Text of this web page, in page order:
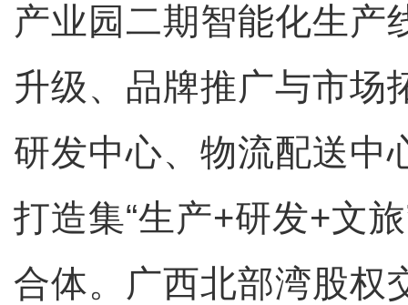
产业园二期智能化生产
升级、品牌推广与市场
研发中心、物流配送中
打造集“生产+研发+文
合体。广西北部湾股权